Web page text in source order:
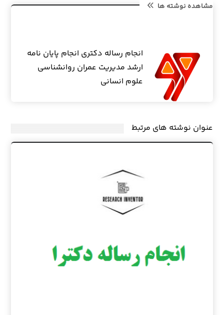
مشاهده نوشته ها
انجام رساله دکتری انجام پایان نامه
ارشد مدیریت عمران روانشناسی
علوم انسانی
عنوان ‫نوشته های مرتبط